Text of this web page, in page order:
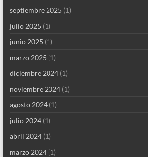
septiembre 2025 (1)
julio 2025 (1)
junio 2025 (1)
marzo 2025 (1)
diciembre 2024(1)
noviembre 2024(1)
agosto 2024(1)
julio 2024(1)
abril 2024(1)
marzo 2024(1)